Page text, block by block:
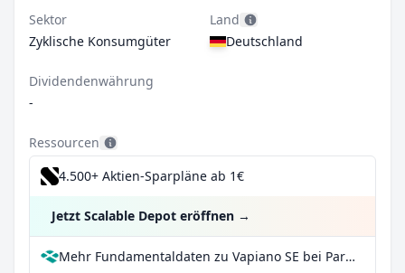
Sektor
Zyklische Konsumgüter
Land
Deutschland
Dividendenwährung
-
Ressourcen
4.500+ Aktien-Sparpläne ab 1€
Jetzt Scalable Depot eröffnen →
Mehr Fundamentaldaten zu Vapiano SE bei Parqet